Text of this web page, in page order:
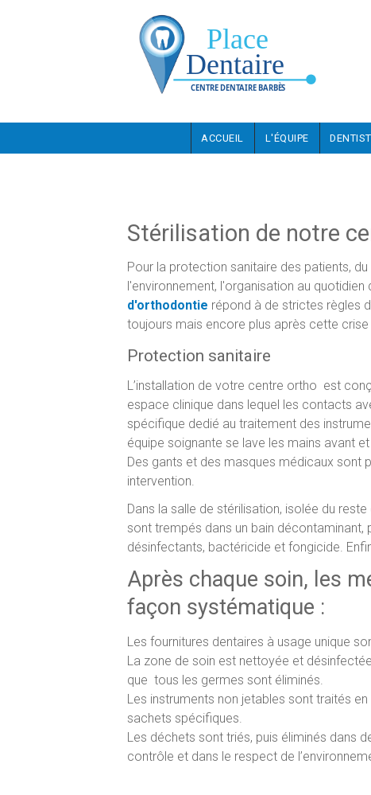
ACCUEIL L'ÉQUIPE
Stérilisation de notre
Pour la protection sanitaire des patients,
l'environnement, l'organisation au quotidien
d'orthodontie répond à de strictes règles
toujours mais encore plus après cette
Protection sanitaire
L’installation de votre centre ortho est
espace clinique dans lequel les contacts
spécifique dedié au traitement des
équipe soignante se lave les mains avant
Des gants et des masques médicaux sont
intervention.
Dans la salle de stérilisation, isolée du
sont trempés dans un bain
désinfectants, bactéricide et fongicide.
Après chaque soin, les
façon systématique :
Les fournitures dentaires à usage unique
La zone de soin est nettoyée et
que tous les germes sont éliminés.
Les instruments non jetables sont traités
sachets spécifiques.
Les déchets sont triés, puis éliminés dans
contrôle et dans le respect de